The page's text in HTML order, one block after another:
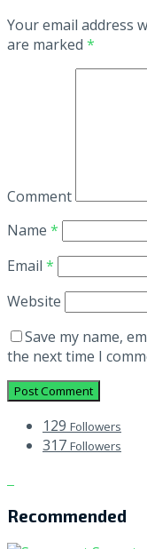
Your email address
are marked *
Comment
Name *
Email *
Website
Save my name,
the next time I
129 Followers
317 Followers
Recommended